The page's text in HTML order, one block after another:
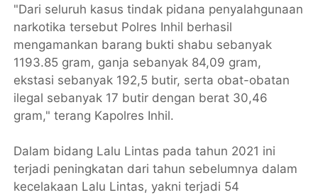
"Dari seluruh kasus tindak pidana penyalahgunaan
narkotika tersebut Polres Inhil berhasil
mengamankan barang bukti shabu sebanyak
1193.85 gram, ganja sebanyak 84,09 gram,
ekstasi sebanyak 192,5 butir, serta obat-obatan
ilegal sebanyak 17 butir dengan berat 30,46
gram," terang Kapolres Inhil.
Dalam bidang Lalu Lintas pada tahun 2021 ini
terjadi peningkatan dari tahun sebelumnya dalam
kecelakaan Lalu Lintas, yakni terjadi 54